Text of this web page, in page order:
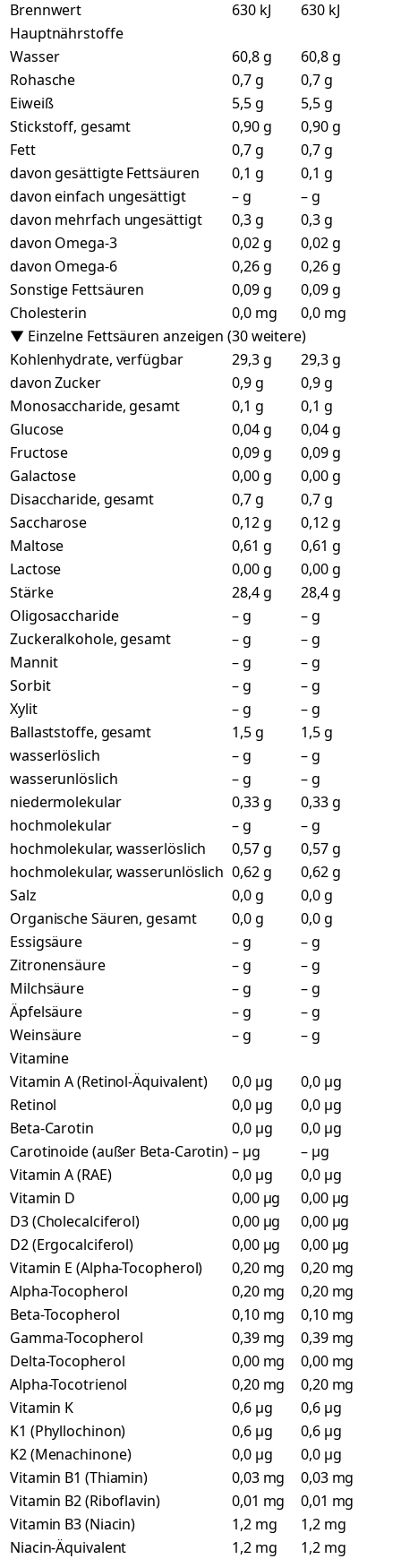
Brennwert 630 kJ
630 kJ
Hauptnährstoffe
Wasser
60,8 g
60,8 g
Rohasche
0,7 g
0,7 g
Eiweiß
5,5 g
5,5 g
Stickstoff, gesamt
0,90 g
0,90 g
Fett
0,7 g
0,7 g
davon gesättigte Fettsäuren
0,1 g
0,1 g
davon einfach ungesättigt
– g
– g
davon mehrfach ungesättigt
0,3 g
0,3 g
davon Omega-3
0,02 g
0,02 g
davon Omega-6
0,26 g
0,26 g
Sonstige Fettsäuren
0,09 g
0,09 g
Cholesterin
0,0 mg
0,0 mg
▼ Einzelne Fettsäuren anzeigen (30 weitere)
Kohlenhydrate, verfügbar
29,3 g
29,3 g
davon Zucker
0,9 g
0,9 g
Monosaccharide, gesamt
0,1 g
0,1 g
Glucose
0,04 g
0,04 g
Fructose
0,09 g
0,09 g
Galactose
0,00 g
0,00 g
Disaccharide, gesamt
0,7 g
0,7 g
Saccharose
0,12 g
0,12 g
Maltose
0,61 g
0,61 g
Lactose
0,00 g
0,00 g
Stärke
28,4 g
28,4 g
Oligosaccharide
– g
– g
Zuckeralkohole, gesamt
– g
– g
Mannit
– g
– g
Sorbit
– g
– g
Xylit
– g
– g
Ballaststoffe, gesamt
1,5 g
1,5 g
wasserlöslich
– g
– g
wasserunlöslich
– g
– g
niedermolekular
0,33 g
0,33 g
hochmolekular
– g
– g
hochmolekular, wasserlöslich
0,57 g
0,57 g
hochmolekular, wasserunlöslich 0,62 g
0,62 g
Salz
0,0 g
0,0 g
Organische Säuren, gesamt
0,0 g
0,0 g
Essigsäure
– g
– g
Zitronensäure
– g
– g
Milchsäure
– g
– g
Äpfelsäure
– g
– g
Weinsäure
– g
– g
Vitamine
Vitamin A (Retinol-Äquivalent)
0,0 µg
0,0 µg
Retinol
0,0 µg
0,0 µg
Beta-Carotin
0,0 µg
0,0 µg
Carotinoide (außer Beta-Carotin)– µg
– µg
Vitamin A (RAE)
0,0 µg
0,0 µg
Vitamin D
0,00 µg
0,00 µg
D3 (Cholecalciferol)
0,00 µg
0,00 µg
D2 (Ergocalciferol)
0,00 µg
0,00 µg
Vitamin E (Alpha-Tocopherol)
0,20 mg
0,20 mg
Alpha-Tocopherol
0,20 mg
0,20 mg
Beta-Tocopherol
0,10 mg
0,10 mg
Gamma-Tocopherol
0,39 mg
0,39 mg
Delta-Tocopherol
0,00 mg
0,00 mg
Alpha-Tocotrienol
0,20 mg
0,20 mg
Vitamin K
0,6 µg
0,6 µg
K1 (Phyllochinon)
0,6 µg
0,6 µg
K2 (Menachinone)
0,0 µg
0,0 µg
Vitamin B1 (Thiamin)
0,03 mg
0,03 mg
Vitamin B2 (Riboflavin)
0,01 mg
0,01 mg
Vitamin B3 (Niacin)
1,2 mg
1,2 mg
Niacin-Äquivalent
1,2 mg
1,2 mg